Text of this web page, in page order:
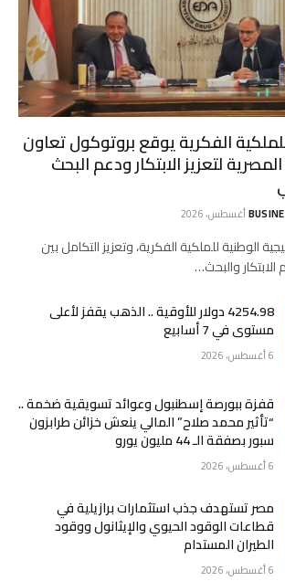
الفكرية يوقع بروتوكول تعاون
لتعزيز الابتكار ودعم البحث
الوطنية للملكية الفكرية، وتعزيز التكامل بين
والبحث…
4254.98 دولار للأوقية .. الذهب يقفز لأعلى
مستوى في 7 أسابيع
6 أغسطس، 2026
قفزة ببورصة إسطنبول وعوائد تسويقية ضخمة ..
“تأثير محمد صلاح” المالي ينعش خزائن طرابزون
سبور بصفقة الـ 44 مليون يورو
6 أغسطس، 2026
مصر تستهدف جذب استثمارات برازيلية في
قطاعات الوقود الحيوي والإيثانول ووقود
الطيران المستدام
6 أغسطس، 2026